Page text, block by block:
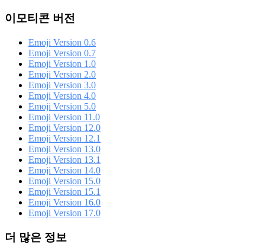
이모티콘 버전
Emoji Version 0.6
Emoji Version 0.7
Emoji Version 1.0
Emoji Version 2.0
Emoji Version 3.0
Emoji Version 4.0
Emoji Version 5.0
Emoji Version 11.0
Emoji Version 12.0
Emoji Version 12.1
Emoji Version 13.0
Emoji Version 13.1
Emoji Version 14.0
Emoji Version 15.0
Emoji Version 15.1
Emoji Version 16.0
Emoji Version 17.0
더 많은 정보